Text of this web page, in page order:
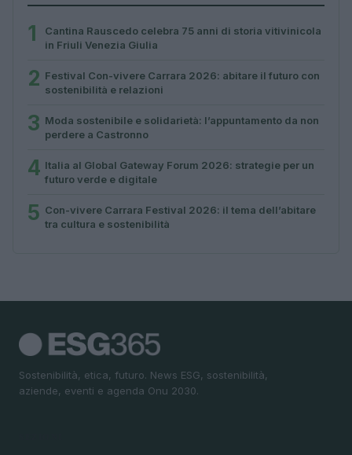
1
Cantina Rauscedo celebra 75 anni di storia vitivinicola
in Friuli Venezia Giulia
2 Festival Con-vivere Carrara 2026: abitare il futuro con
sostenibilità e relazioni
3 Moda sostenibile e solidarietà: l’appuntamento da non
perdere a Castronno
4 Italia al Global Gateway Forum 2026: strategie per un
futuro verde e digitale
5 Con-vivere Carrara Festival 2026: il tema dell’abitare
tra cultura e sostenibilità
Sostenibilità, etica, futuro. News ESG, sostenibilità,
aziende, eventi e agenda Onu 2030.